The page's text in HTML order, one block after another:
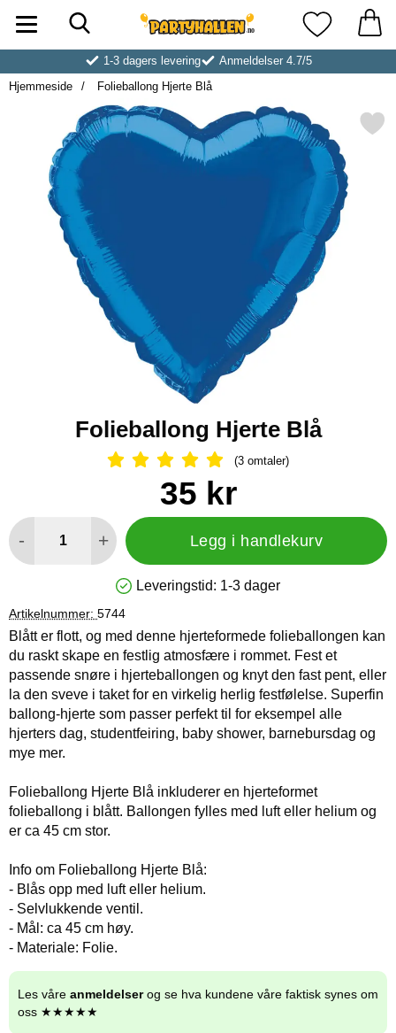
Startsiden for Partyhallen ABMine
1-3 dagers levering
Anmeldelser 4.7/5
Hjemmeside
Folieballong Hjerte Blå
Merk folieballong
Folieballong Hjerte Blå
Vurdering: 5 Stjerne, Gå til alle
(3 omtaler)
Handle dette produktet, Folieballong Hjerte Blå
pris
35 kr
- + Legg i handlekurv
Produkttilgjengelighet: På lager
Leveringstid: 1-3 dager
Artikelnummer: 5744
Blått er flott, og med denne hjerteformede folieballongen kan
du raskt skape en festlig atmosfære i rommet. Fest et
passende snøre i hjerteballongen og knyt den fast pent, eller
la den sveve i taket for en virkelig herlig festfølelse. Superfin
ballong-hjerte som passer perfekt til for eksempel alle
hjerters dag, studentfeiring, baby shower, barnebursdag og
mye mer.
Folieballong Hjerte Blå inkluderer en hjerteformet
folieballong i blått. Ballongen fylles med luft eller helium og
er ca 45 cm stor.
Info om Folieballong Hjerte Blå:
- Blås opp med luft eller helium.
- Selvlukkende ventil.
- Mål: ca 45 cm høy.
- Materiale: Folie.
Les våre anmeldelserog se hva kundene våre faktisk synes om
oss ★★★★★